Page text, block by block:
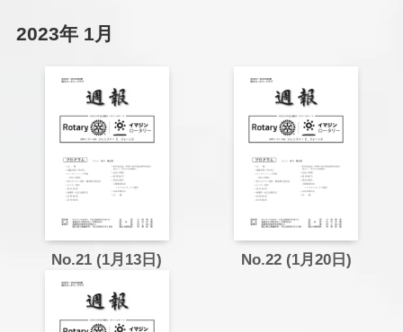
2023年 1月
No.21 (1月13日) No.22 (1月20日)